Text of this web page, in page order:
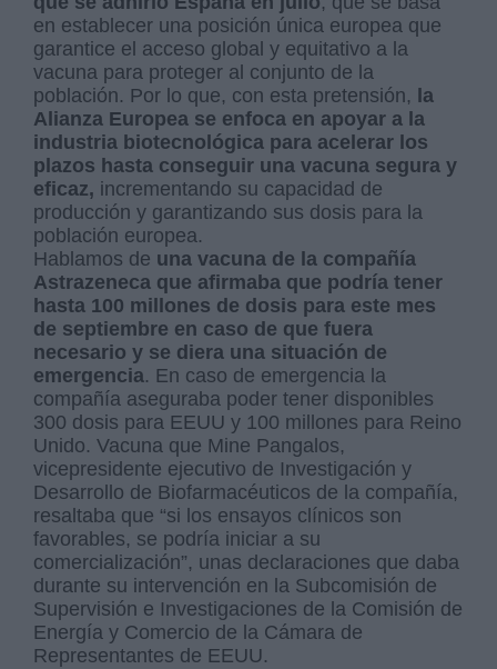
en establecer una posición única europea que
garantice el acceso global y equitativo a la
vacuna para proteger al conjunto de la
población. Por lo que, con esta pretensión,
la
Alianza Europea se enfoca en apoyar a la
industria biotecnológica para acelerar los
plazos hasta conseguir una vacuna segura y
eficaz, incrementando su capacidad de
producción y garantizando sus dosis para la
población europea.
Hablamos de una vacuna de la compañía
Astrazeneca que afirmaba que podría tener
hasta 100 millones de dosis para este mes
de septiembre en caso de que fuera
necesario y se diera una situación de
emergencia. En caso de emergencia la
compañía aseguraba poder tener disponibles
300 dosis para EEUU y 100 millones para Reino
Unido. Vacuna que Mine Pangalos,
vicepresidente ejecutivo de Investigación y
Desarrollo de Biofarmacéuticos de la compañía,
resaltaba que “si los ensayos clínicos son
favorables, se podría iniciar a su
comercialización”, unas declaraciones que daba
durante su intervención en la Subcomisión de
Supervisión e Investigaciones de la Comisión de
Energía y Comercio de la Cámara de
Representantes de EEUU.